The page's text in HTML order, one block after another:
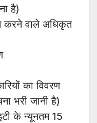
है)
करने वाले अधिकृत
का विवरण
भरी जानी है)
के न्यूनतम 15